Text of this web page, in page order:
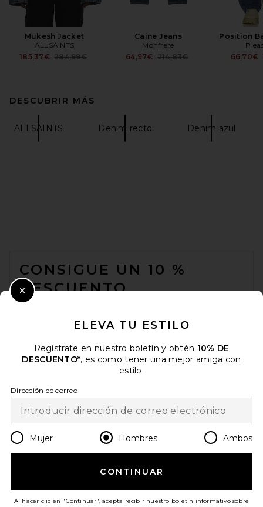
Mukesh Jacket
ALLSAINTS
185,37€ Previous price:
284,99€
Caine Jeans
Monfrere
64,97€ Previous price:
214,83€
Position
66,70€
DESCUBRIR MÁS
ALLSAINTS Denim recto Denim azul
CONSIGUE UN 10 %
DESCUENTO
electrónico. Puede retirarse en cualquier momento.
Email Address
Change Country Regions
es EUR
¡AYÚDANOS A MEJORAR!
ELEVA TU ESTILO
Regístrate en nuestro boletín y obtén 10% DE
DESCUENTO*, es como tener una mejor amiga con
estilo.
Dirección de correo
Mujer Hombres Ambos
CONTINUAR
Al hacer clic en "Continuar", acepta recibir nuestro boletín informativo sobre
Close Modal